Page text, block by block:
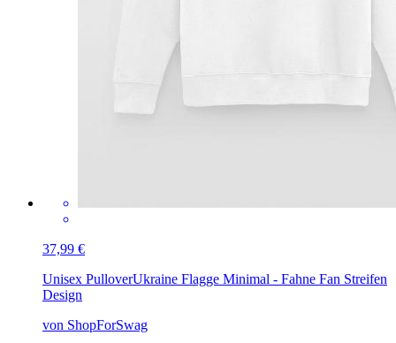
37,99 €
Unisex PulloverUkraine Flagge Minimal - Fahne Fan Streifen
Design
von ShopForSwag